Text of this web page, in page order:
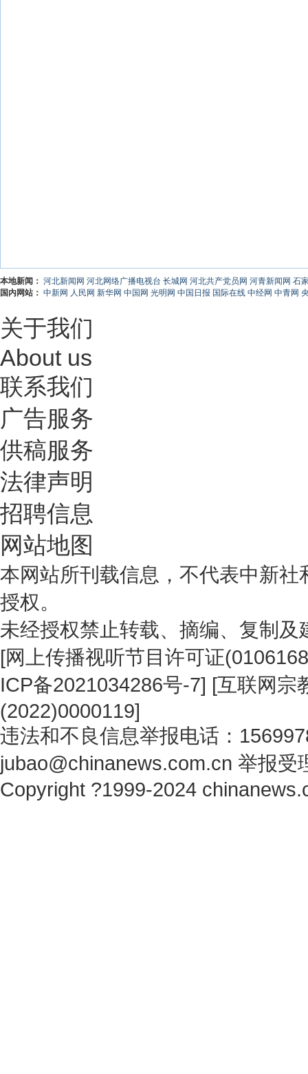
本地新闻： 河北新闻网 河北网络广播电视台 长城网 河北共产党员网 河青新闻网 石
国内网站： 中新网 人民网 新华网 中国网 光明网 中国日报 国际在线 中经网 中青网
关于我们
About us
联系我们
广告服务
供稿服务
法律声明
招聘信息
网站地图
本网站所刊载信息，不代表中新
授权。
未经授权禁止转载、摘编、复制
[网上传播视听节目许可证
ICP备2021034286号-7] [互联网宗
(2022)0000119]
违法和不良信息举报电话：
jubao@chinanews.com.cn 举报受
Copyright ?1999-2024